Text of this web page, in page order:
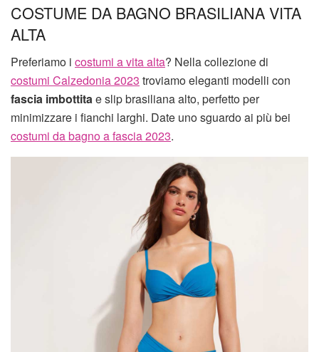
COSTUME DA BAGNO BRASILIANA VITA
ALTA
Preferiamo i costumi a vita alta? Nella collezione di
costumi Calzedonia 2023 troviamo eleganti modelli con
fascia imbottita e slip brasiliana alto, perfetto per
minimizzare i fianchi larghi. Date uno sguardo ai più bei
costumi da bagno a fascia 2023.